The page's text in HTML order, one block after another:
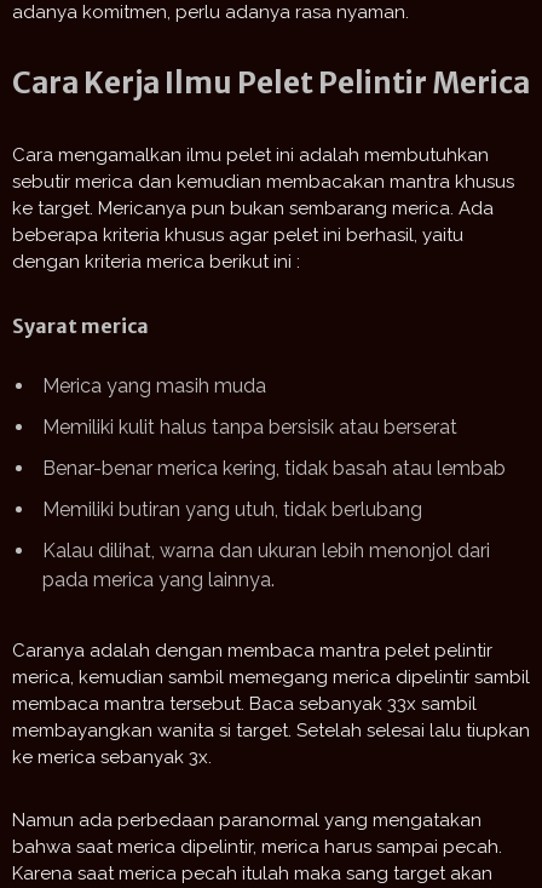
adanya komitmen, perlu adanya rasa nyaman.
Cara Kerja Ilmu Pelet Pelintir Merica
Cara mengamalkan ilmu pelet ini adalah membutuhkan
sebutir merica dan kemudian membacakan mantra khusus
ke target. Mericanya pun bukan sembarang merica. Ada
beberapa kriteria khusus agar pelet ini berhasil, yaitu
dengan kriteria merica berikut ini :
Syarat merica
Merica yang masih muda
Memiliki kulit halus tanpa bersisik atau berserat
Benar-benar merica kering, tidak basah atau lembab
Memiliki butiran yang utuh, tidak berlubang
Kalau dilihat, warna dan ukuran lebih menonjol dari
pada merica yang lainnya.
Caranya adalah dengan membaca mantra pelet pelintir
merica, kemudian sambil memegang merica dipelintir sambil
membaca mantra tersebut. Baca sebanyak 33x sambil
membayangkan wanita si target. Setelah selesai lalu tiupkan
ke merica sebanyak 3x.
Namun ada perbedaan paranormal yang mengatakan
bahwa saat merica dipelintir, merica harus sampai pecah.
Karena saat merica pecah itulah maka sang target akan